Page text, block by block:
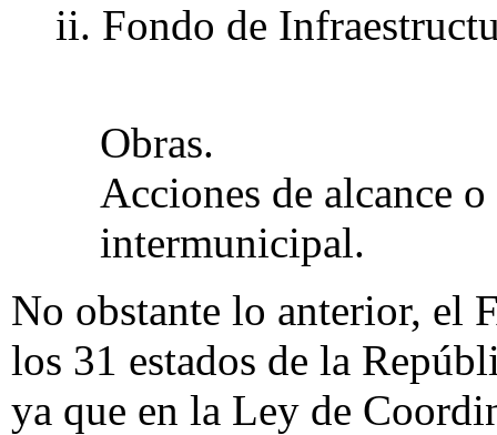
ii. Fondo de
Obras.
Acciones de alcance
intermunicipal.
No obstante lo anterior, el
los 31 estados de la
ya que en la Ley de